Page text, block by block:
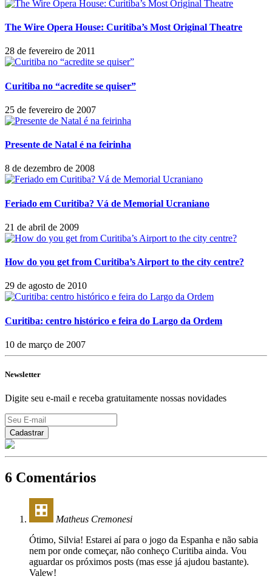
The Wire Opera House: Curitiba’s Most Original Theatre
28 de fevereiro de 2011
Curitiba no “acredite se quiser”
25 de fevereiro de 2007
Presente de Natal é na feirinha
8 de dezembro de 2008
Feriado em Curitiba? Vá de Memorial Ucraniano
21 de abril de 2009
How do you get from Curitiba’s Airport to the city centre?
29 de agosto de 2010
Curitiba: centro histórico e feira do Largo da Ordem
10 de março de 2007
Newsletter
Digite seu e-mail e receba gratuitamente nossas novidades
6 Comentários
Matheus Cremonesi
Ótimo, Silvia! Estarei aí para o jogo da Espanha e não sabia
nem por onde começar, não conheço Curitiba ainda. Vou
aguardar os próximos posts (mas esse já ajudou bastante).
Valew!